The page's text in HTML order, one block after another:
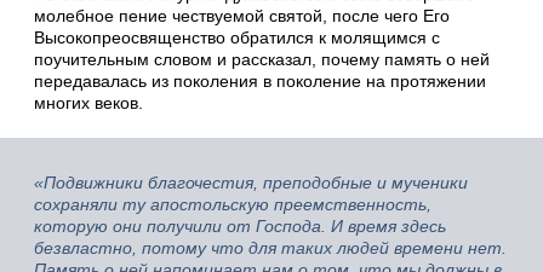
молебное пение чествуемой святой, после чего Его
Высокопреосвященство обратился к молящимся с
поучительным словом и рассказал, почему память о ней
передавалась из поколения в поколение на протяжении
многих веков.
«Подвижники благочестия, преподобные и мученики
сохраняли ту апостольскую преемственность,
которую они получили от Господа. И время здесь
безвластно, потому что для таких людей времени нет.